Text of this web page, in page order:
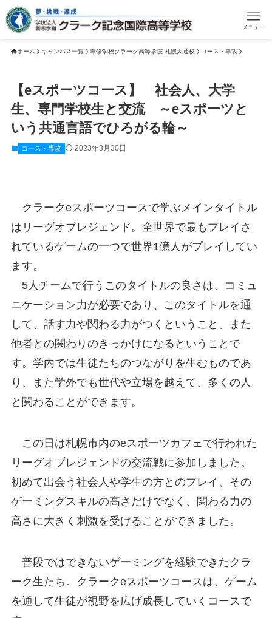
メニュー
ホーム キャンパス一覧 専修学校クラーク高等学院 札幌大通校 コース・専攻
【eスポーツコース】 社会人、大学
生、専門学校生と交流 ～eスポーツと
いう共通言語でひろがる輪～
コース・専攻 2023年3月30日
クラークeスポーツコースで学ぶメインタイトル
はリーグオブレジェンド。全世界で最もプレイさ
れているゲームの一つで世界1億人がプレイしてい
ます。
5人チームで行うこのタイトルの良さは、コミュ
ニケーション力が必要であり、このタイトルを通
して、話す力や関わる力がつくということ。また
他者との関わりのきっかけになるということで
す。学内では生徒たちのつながりを生むものであ
り、また学外でも世代や立場を越えて、多くの人
と関わることができます。
この日は札幌市内のeスポーツカフェで行われた
リーグオブレジェンドの交流戦に参加しました。
初めて出会う社会人や学生の方とのプレイ、その
ゲーミングスキルの高さだけでなく、関わる力の
高さに大きく刺激を受けることができました。
普段ではできないゲーミングを経験できたクラ
ーク生たち。クラークeスポーツコースは、ゲーム
を通して生徒が視野を広げ成長していくコースで